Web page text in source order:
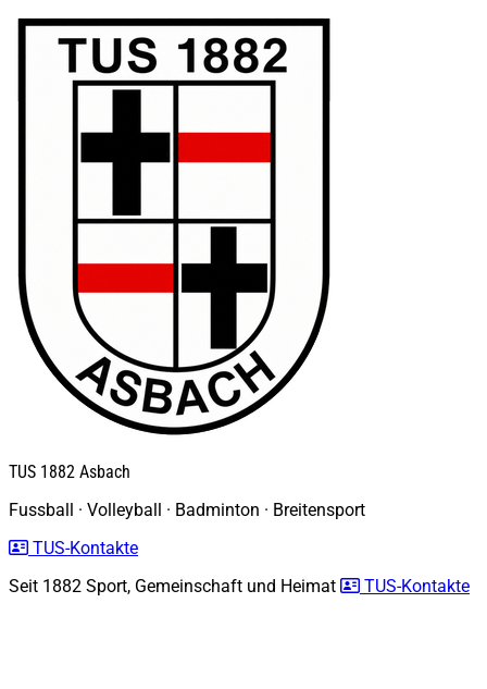
TUS 1882 Asbach
Fussball · Volleyball · Badminton · Breitensport
TUS-Kontakte
Seit 1882 Sport, Gemeinschaft und Heimat TUS-Kontakte